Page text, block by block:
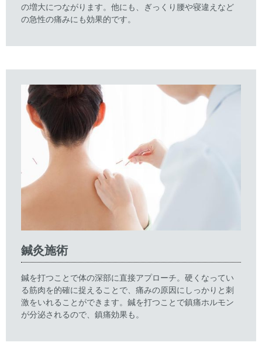
の増大につながります。他にも、ぎっくり腰や寝違えなど
の急性の痛みにも効果的です。
鍼灸施術
鍼を打つことで体の深部に直接アプローチ。硬くなってい
る筋肉を的確に捉えることで、痛みの原因にしっかりと刺
激をいれることができます。鍼を打つことで鎮痛ホルモン
が分泌されるので、鎮痛効果も。